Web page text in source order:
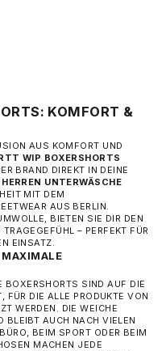
KOMFORT &
AUS KOMFORT UND
WIP BOXERSHORTS
BRAND DIREKT IN DEINE
HERREN UNTERWÄSCHE
MIT DEM
AUS BERLIN.
BIETEN SIE DIR DEN
– PERFEKT FÜR
EINSATZ.
BOXERSHORTS SIND AUF DIE
FÜR DIE ALLE PRODUKTE VON
WERDEN. DIE WEICHE
BLEIBT AUCH NACH VIELEN
BEIM SPORT ODER BEIM
MACHEN JEDE